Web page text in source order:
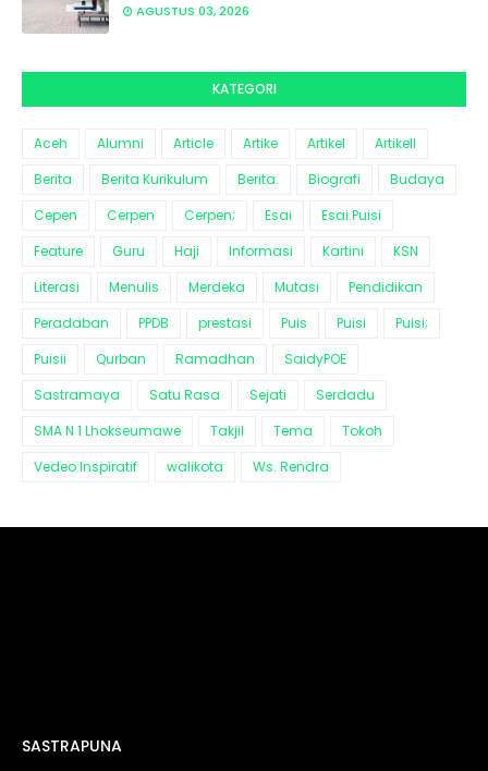
AGUSTUS 03, 2026
KATEGORI
Aceh Alumni Article Artike Artikel
Artikell
Berita
Berita Kurikulum Berita. Biografi
Budaya
Cepen
Cerpen Cerpen; Esai
Esai.Puisi
Feature
Guru Haji Informasi Kartini
KSN
Literasi
Menulis Merdeka Mutasi
Pendidikan
Peradaban
PPDB prestasi Puis Puisi
Puisi;
Puisii
Qurban Ramadhan
SaidyPOE
Sastramaya
Satu Rasa Sejati
Serdadu
SMA N 1 Lhokseumawe
Takjil Tema
Tokoh
Vedeo Inspiratif
walikota Ws. Rendra
SASTRAPUNA